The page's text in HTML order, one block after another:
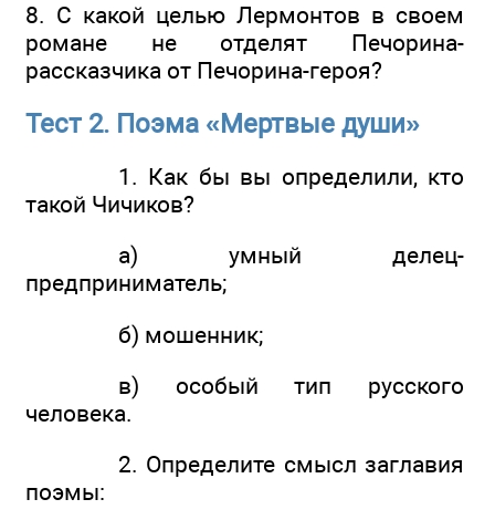
8. С какой целью Лермонтов в своем
романе не отделят Печорина-
рассказчика от Печорина-героя?
Тест 2. Поэма «Мертвые души»
1. Как бы вы определили, кто
такой Чичиков?
а) умный делец-
предприниматель;
б) мошенник;
в) особый тип русского
человека.
2. Определите смысл заглавия
поэмы: